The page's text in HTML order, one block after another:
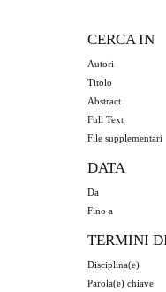
CERCA IN
Autori
Titolo
Abstract
Full Text
File supplementari
DATA
Da
Fino a
TERMINI
Disciplina(e)
Parola(e) chiave